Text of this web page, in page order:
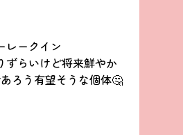
レークイン
ずらいけど将来鮮やか
ろう有望そうな個体🤔